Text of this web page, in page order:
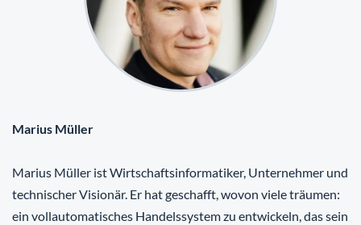
Marius Müller
Marius Müller ist Wirtschaftsinformatiker, Unternehmer und
technischer Visionär. Er hat geschafft, wovon viele träumen:
ein vollautomatisches Handelssystem zu entwickeln, das sein